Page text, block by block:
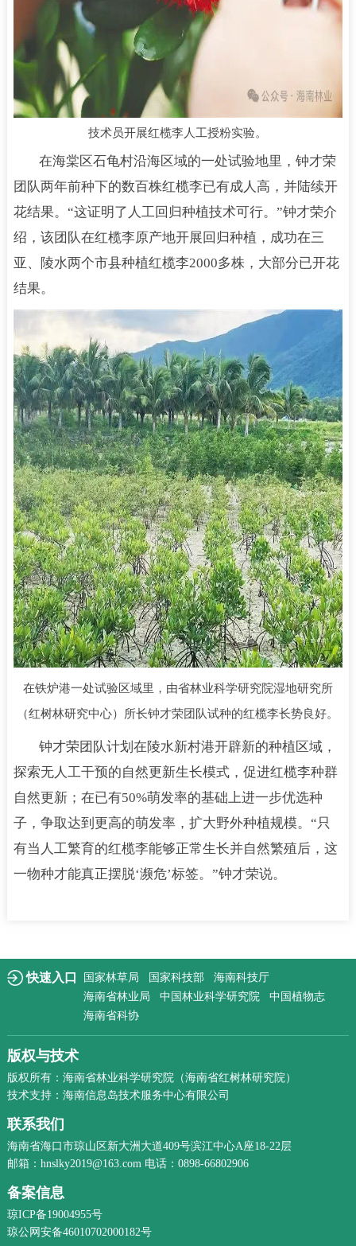
技术员开展红榄李人工授粉实验。
在海棠区石龟村沿海区域的一处试验地里，钟才荣
团队两年前种下的数百株红榄李已有成人高，并陆续开
花结果。“这证明了人工回归种植技术可行。”钟才荣介
绍，该团队在红榄李原产地开展回归种植，成功在三
亚、陵水两个市县种植红榄李2000多株，大部分已开花
结果。
在铁炉港一处试验区域里，由省林业科学研究院湿地研究所
（红树林研究中心）所长钟才荣团队试种的红榄李长势良好。
钟才荣团队计划在陵水新村港开辟新的种植区域，
探索无人工干预的自然更新生长模式，促进红榄李种群
自然更新；在已有50%萌发率的基础上进一步优选种
子，争取达到更高的萌发率，扩大野外种植规模。“只
有当人工繁育的红榄李能够正常生长并自然繁殖后，这
一物种才能真正摆脱‘濒危’标签。”钟才荣说。
快速入口 国家林草局 国家科技部
海南科技厅
海南省林业局
中国林业科学研究院
中国植物志
海南省科协
版权与技术
版权所有：海南省林业科学研究院（海南省红树林研究院）
技术支持：海南信息岛技术服务中心有限公司
联系我们
海南省海口市琼山区新大洲大道409号滨江中心A座18-22层
邮箱：hnslky2019@163.com 电话：0898-66802906
备案信息
琼ICP备19004955号
琼公网安备46010702000182号